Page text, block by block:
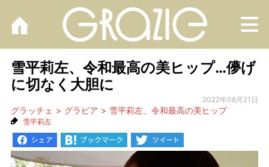
雪平莉左、令和最高の美ヒップ…儚げ
に切なく大胆に
2022年08月21日
グラッチェ グラビア 雪平莉左、令和最高の美ヒップ
雪平莉左